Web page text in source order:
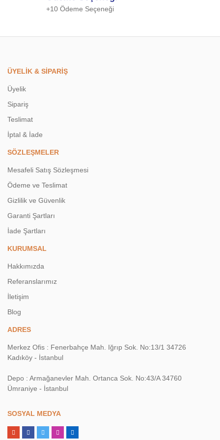
+10 Ödeme Seçeneği
ÜYELİK & SİPARİŞ
Üyelik
Sipariş
Teslimat
İptal & İade
SÖZLEŞMELER
Mesafeli Satış Sözleşmesi
Ödeme ve Teslimat
Gizlilik ve Güvenlik
Garanti Şartları
İade Şartları
KURUMSAL
Hakkımızda
Referanslarımız
İletişim
Blog
ADRES
Merkez Ofis : Fenerbahçe Mah. Iğrıp Sok. No:13/1 34726
Kadıköy - İstanbul
Depo : Armağanevler Mah. Ortanca Sok. No:43/A 34760
Ümraniye - İstanbul
SOSYAL MEDYA